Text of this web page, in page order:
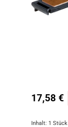
Verkaufspreis:
17,58 €
Inhalt: 1 Stück